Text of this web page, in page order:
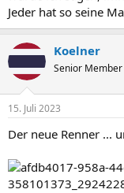
Jeder hat so seine
Koelner
Senior Member
15. Juli 2023
Der neue Renner ...